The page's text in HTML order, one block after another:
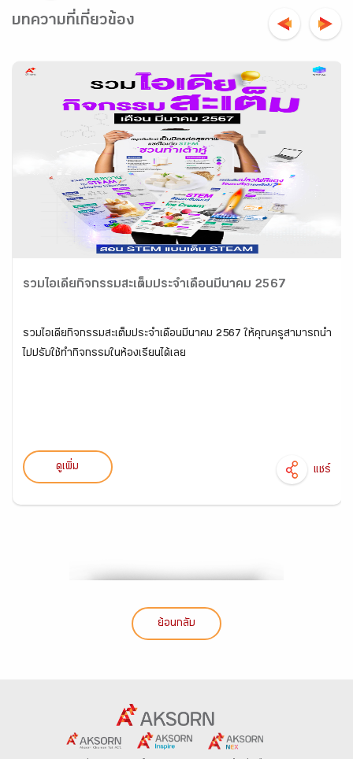
บทความที่เกี่ยวข้อง
รวมไอเดียกิจกรรมสะเต็มประจำเดือนมีนาคม 2567
รวมไอเดียกิจกรรมสะเต็มประจำเดือนมีนาคม 2567 ให้คุณครูสามารถนำ
ไปปรับใช้ทำกิจกรรมในห้องเรียนได้เลย
ดูเพิ่ม แชร์
ย้อนกลับ